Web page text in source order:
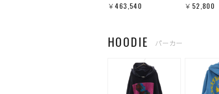
￥463,540 ￥52,800
HOODIE パーカー